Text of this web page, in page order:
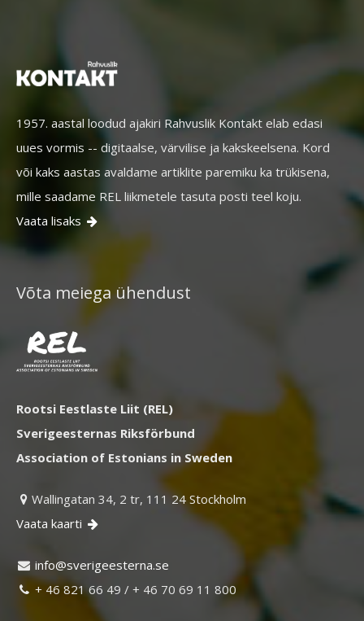
1957. aastal loodud ajakiri Rahvuslik Kontakt elab edasi
uues vormis -- digitaalse, värvilise ja kakskeelsena. Kord
või kaks aastas avaldame artiklite paremiku ka trükisena,
mille saadame REL liikmetele tasuta posti teel koju.
Vaata lisaks 
Võta meiega ühendust
Rootsi Eestlaste Liit (REL)
Sverigeesternas Riksförbund
Association of Estonians in Sweden
 Wallingatan 34, 2 tr, 111 24 Stockholm
Vaata kaarti 
 es.an
retse
egire
vs@of
ni
 + 46 821 66 49 / + 46 70 69 11 800